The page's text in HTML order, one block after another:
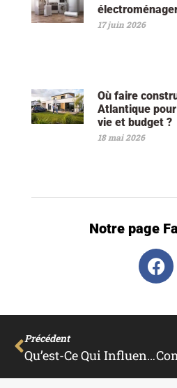
17 juin 2026
Où faire
Atlantique
vie et budget ?
18 mai 2026
Notre page
Précédent
Qu’est-Ce Qui Influence Le Montant Des Frais De Notaire ?